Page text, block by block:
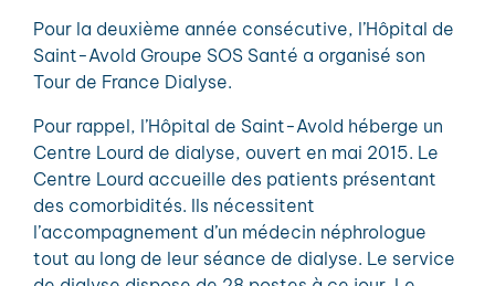
Pour la deuxième année consécutive, l’Hôpital de
Saint-Avold Groupe SOS Santé a organisé son
Tour de France Dialyse.
Pour rappel, l’Hôpital de Saint-Avold héberge un
Centre Lourd de dialyse, ouvert en mai 2015. Le
Centre Lourd accueille des patients présentant
des comorbidités. Ils nécessitent
l’accompagnement d’un médecin néphrologue
tout au long de leur séance de dialyse. Le service